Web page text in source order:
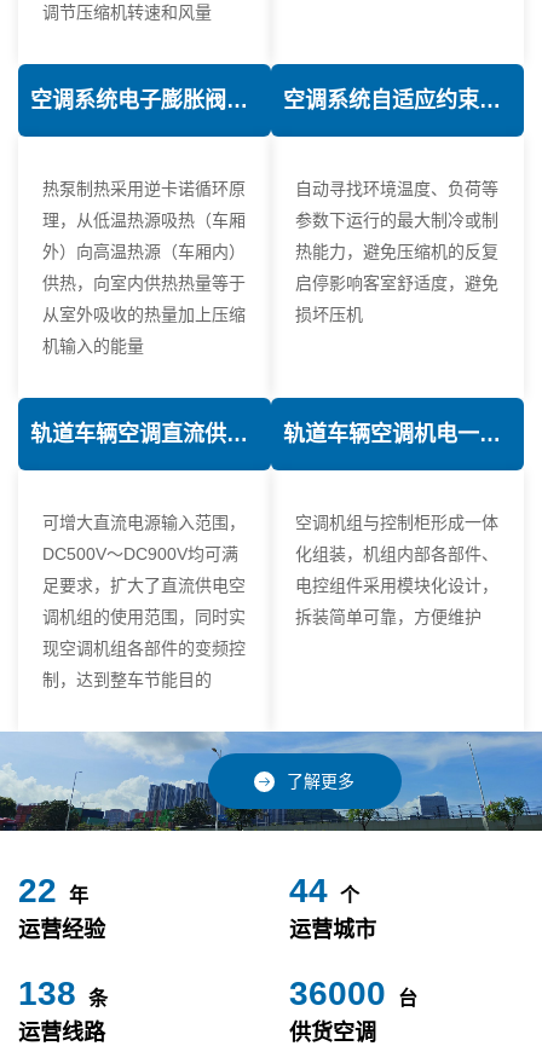
调节压缩机转速和风量
空调系统电子膨胀阀热力学优化技术
热泵制热采用逆卡诺循环原
理，从低温热源吸热（车厢
外）向高温热源（车厢内）
供热，向室内供热热量等于
从室外吸收的热量加上压缩
机输入的能量
空调系统自适应约束控制技术
自动寻找环境温度、负荷等
参数下运行的最大制冷或制
热能力，避免压缩机的反复
启停影响客室舒适度，避免
损坏压机
轨道车辆空调直流供电技术
可增大直流电源输入范围，
DC500V～DC900V均可满
足要求，扩大了直流供电空
调机组的使用范围，同时实
现空调机组各部件的变频控
制，达到整车节能目的
轨道车辆空调机电一体化技术
空调机组与控制柜形成一体
化组装，机组内部各部件、
电控组件采用模块化设计，
拆装简单可靠，方便维护
了解更多
24 年
运营经验
49 个
运营城市
153 条
运营线路
40000 台
供货空调